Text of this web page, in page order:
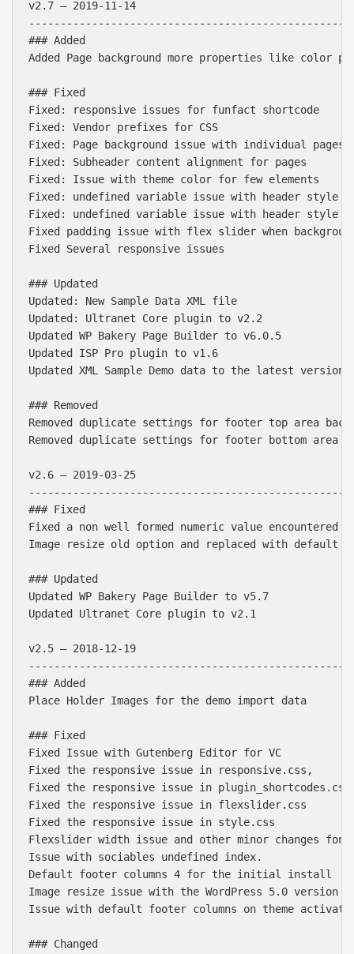
v2.7 – 2019-11-14
### Added
Added Page background more properties like color
### Fixed
Fixed: responsive issues for funfact shortcode
Fixed: Vendor prefixes for CSS
Fixed: Page background issue with individual pages
Fixed: Subheader content alignment for pages
Fixed: Issue with theme color for few elements
Fixed: undefined variable issue with header style 4
Fixed: undefined variable issue with header style 5
Fixed padding issue with flex slider when
Fixed Several responsive issues
### Updated
Updated: New Sample Data XML file
Updated: Ultranet Core plugin to v2.2
Updated WP Bakery Page Builder to v6.0.5
Updated ISP Pro plugin to v1.6
Updated XML Sample Demo data to the latest version
### Removed
Removed duplicate settings for footer top area
Removed duplicate settings for footer bottom area
v2.6 – 2019-03-25
### Fixed
Fixed a non well formed numeric value encountered
Image resize old option and replaced with default
### Updated
Updated WP Bakery Page Builder to v5.7
Updated Ultranet Core plugin to v2.1
v2.5 – 2018-12-19
### Added
Place Holder Images for the demo import data
### Fixed
Fixed Issue with Gutenberg Editor for VC
Fixed the responsive issue in responsive.css,
Fixed the responsive issue in plugin_shortcodes.css
Fixed the responsive issue in flexslider.css
Fixed the responsive issue in style.css
Flexslider width issue and other minor changes
Issue with sociables undefined index.
Default footer columns 4 for the initial install
Image resize issue with the WordPress 5.0 version
Issue with default footer columns on theme
### Changed